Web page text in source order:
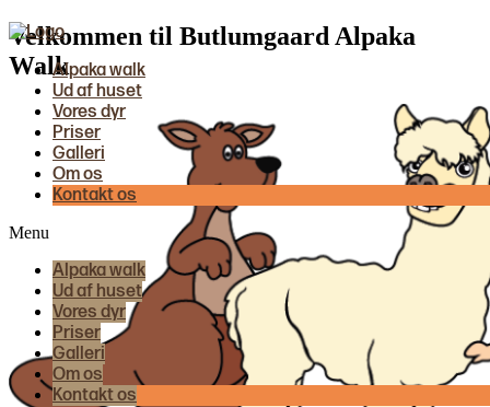
Alpaka walk
Ud af huset
Vores dyr
Priser
Galleri
Om os
Kontakt os
Menu
Alpaka walk
Ud af huset
Vores dyr
Priser
Galleri
Om os
Kontakt os
Velkommen til Butlumgaard Alpaka
Walk